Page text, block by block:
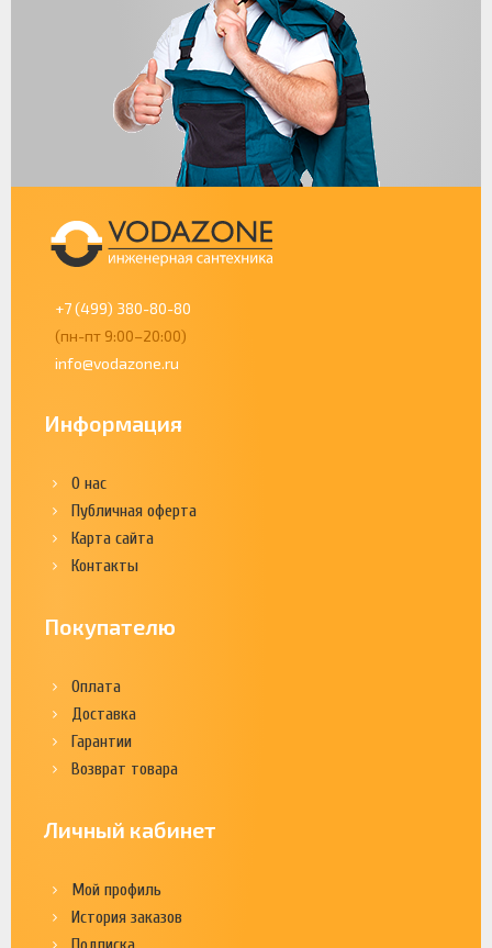
+7 (499) 380-80-80
(пн-пт 9:00–20:00)
info@vodazone.ru
Информация
О нас
Публичная оферта
Карта сайта
Контакты
Покупателю
Оплата
Доставка
Гарантии
Возврат товара
Личный кабинет
Мой профиль
История заказов